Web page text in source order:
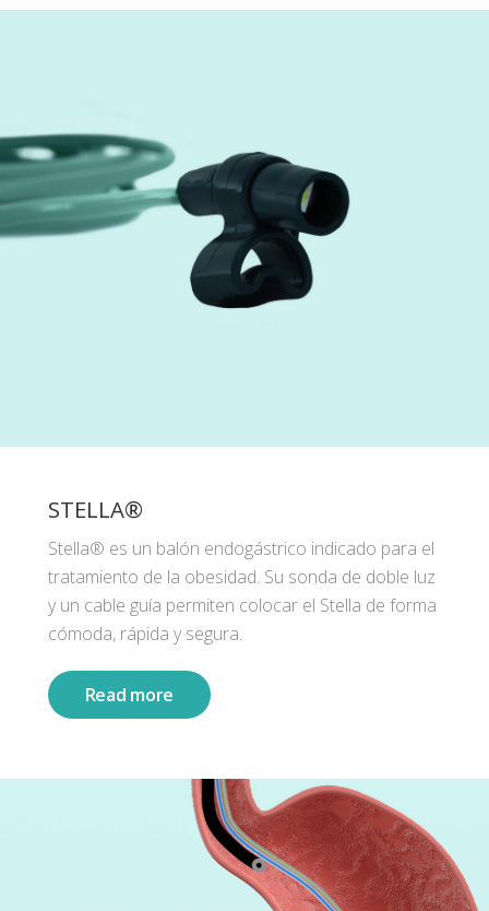
STELLA®
Stella® es un balón endogástrico indicado para el
tratamiento de la obesidad. Su sonda de doble luz
y un cable guía permiten colocar el Stella de forma
cómoda, rápida y segura.
Read more